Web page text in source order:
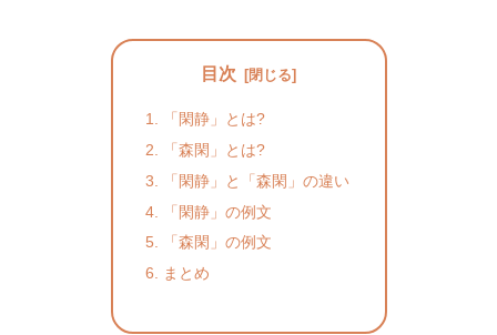
目次
「閑静」とは?
「森閑」とは?
「閑静」と「森閑」の違い
「閑静」の例文
「森閑」の例文
まとめ